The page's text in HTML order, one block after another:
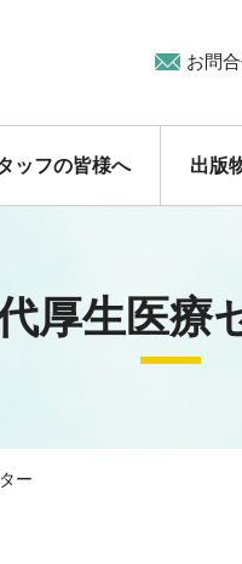
お問
ッフの皆様へ 出版
厚生医療
ー